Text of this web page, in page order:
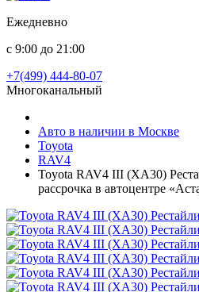
Ежедневно
с 9:00 до 21:00
+7(499) 444-80-07
Многоканальный
Авто в наличии в Москве
Toyota
RAV4
Toyota RAV4 III (XA30)
рассрочка в автоцентре